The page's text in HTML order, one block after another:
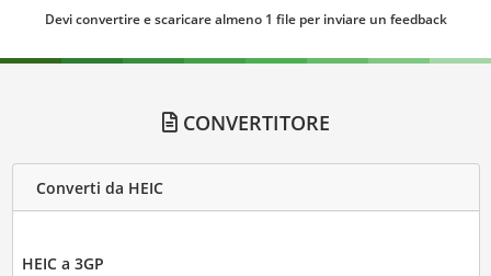
Devi convertire e scaricare almeno 1 file per inviare un feedback
CONVERTITORE
Converti da HEIC
HEIC a 3GP